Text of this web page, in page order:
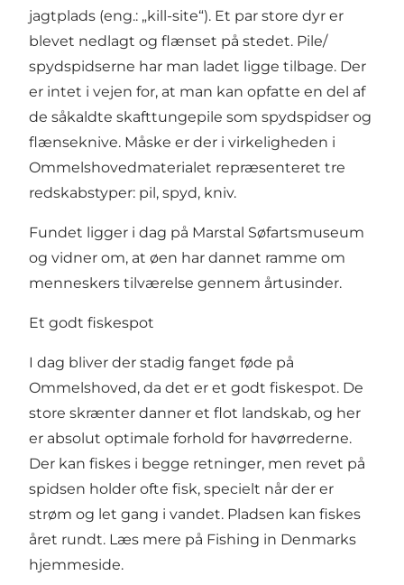
jagtplads (eng.: „kill-site“). Et par store dyr er
blevet nedlagt og flænset på stedet. Pile/
spydspidserne har man ladet ligge tilbage. Der
er intet i vejen for, at man kan opfatte en del af
de såkaldte skafttungepile som spydspidser og
flænseknive. Måske er der i virkeligheden i
Ommelshovedmaterialet repræsenteret tre
redskabstyper: pil, spyd, kniv.
Fundet ligger i dag på Marstal Søfartsmuseum
og vidner om, at øen har dannet ramme om
menneskers tilværelse gennem årtusinder.
Et godt fiskespot
I dag bliver der stadig fanget føde på
Ommelshoved, da det er et godt fiskespot. De
store skrænter danner et flot landskab, og her
er absolut optimale forhold for havørrederne.
Der kan fiskes i begge retninger, men revet på
spidsen holder ofte fisk, specielt når der er
strøm og let gang i vandet. Pladsen kan fiskes
året rundt. Læs mere på Fishing in Denmarks
hjemmeside.